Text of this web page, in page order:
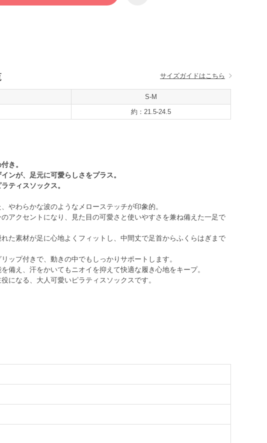
サイズガイドはこちら
S-M
約：21.5-24.5
き。
ンが、足元に可愛らしさをプラス。
ティスソックス。
やわらかな波のようなメローステッチが印象的。
アクセントになり、見た目の可愛さと使いやすさを兼ね備えた一足で
た素材が足に心地よくフィットし、中間丈で足首からふくらはぎまで
ップ付きで、動きの中でもしっかりサポートします。
備え、汗をかいてもニオイを抑えて快適な履き心地をキープ。
になる、大人可愛いピラティスソックスです。